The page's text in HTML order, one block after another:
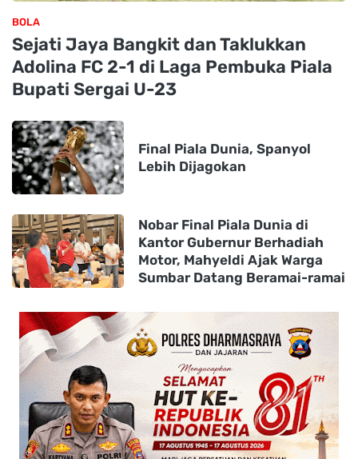
BOLA
Sejati Jaya Bangkit dan Taklukkan
Adolina FC 2-1 di Laga Pembuka Piala
Bupati Sergai U-23
Final Piala Dunia, Spanyol
Lebih Dijagokan
Nobar Final Piala Dunia di
Kantor Gubernur Berhadiah
Motor, Mahyeldi Ajak Warga
Sumbar Datang Beramai-ramai